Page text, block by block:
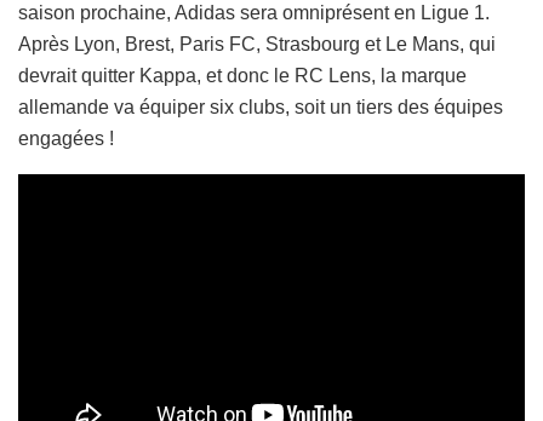
saison prochaine, Adidas sera omniprésent en Ligue 1.
Après Lyon, Brest, Paris FC, Strasbourg et Le Mans, qui
devrait quitter Kappa, et donc le RC Lens, la marque
allemande va équiper six clubs, soit un tiers des équipes
engagées !